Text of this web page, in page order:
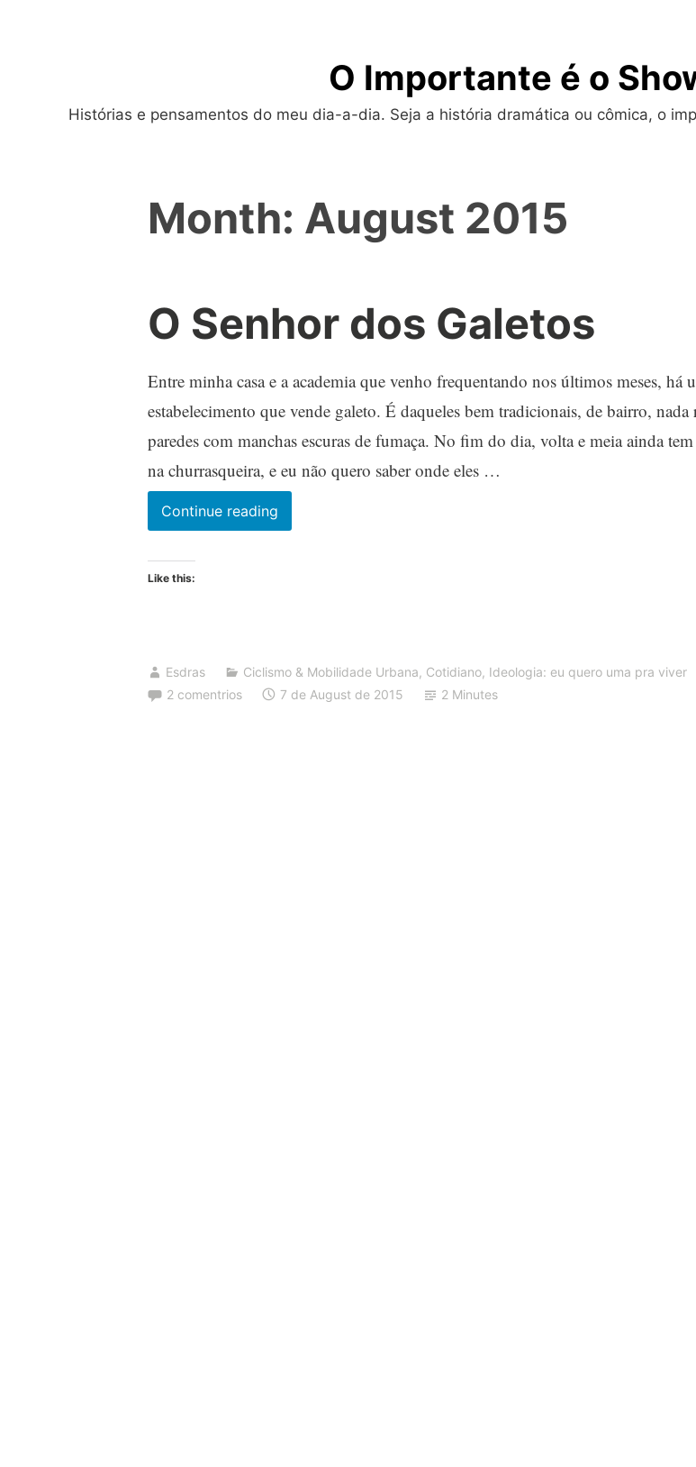
O Importante é o
Histórias e pensamentos do meu dia-a-dia. Seja a história dramática ou cômica, o
Month: August 2015
O Senhor dos Galetos
Entre minha casa e a academia que venho frequentando nos últimos meses, há
estabelecimento que vende galeto. É daqueles bem tradicionais, de bairro, nada
paredes com manchas escuras de fumaça. No fim do dia, volta e meia ainda
na churrasqueira, e eu não quero saber onde eles …
Continue readingO
Senhor
Like this:
Esdras Ciclismo & Mobilidade Urbana, Cotidiano, Ideologia: eu quero uma pra viver
2 comentrios
7 de August de 2015 2 Minutes